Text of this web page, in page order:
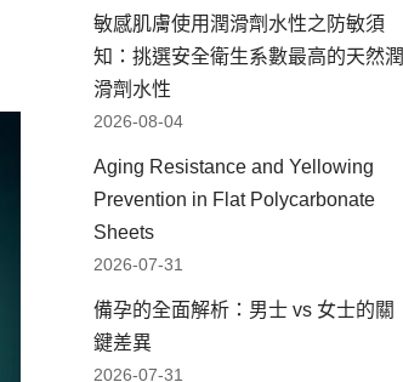
敏感肌膚使用潤滑劑水性之防敏須
知：挑選安全衛生系數最高的天然潤
滑劑水性
2026-08-04
Aging Resistance and Yellowing
Prevention in Flat Polycarbonate
Sheets
2026-07-31
備孕的全面解析：男士 vs 女士的關
鍵差異
2026-07-31